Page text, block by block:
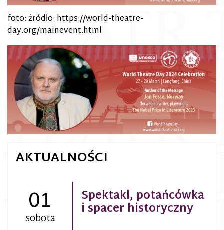
foto: żródło: https://world-theatre-
day.org/mainevent.html
AKTUALNOŚCI
01
sobota
Spektakl, potańcówka
i spacer historyczny